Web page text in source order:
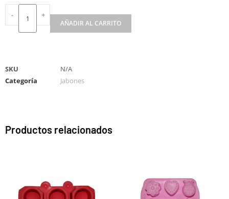
- +
AÑADIR AL CARRITO
t
e
t
SKU
N/A
Categoría
Jabones
Productos relacionados